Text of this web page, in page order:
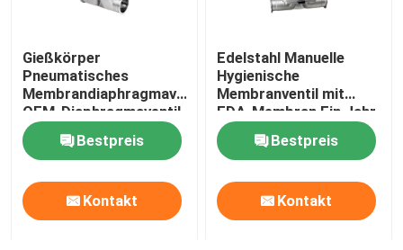
Gießkörper
Pneumatisches
Membrandiaphragmaventil,
OEM-Diaphragmaventil
Bestpreis
Kontakt
Edelstahl Manuelle
Hygienische
Membranventil mit
FDA-Membran Ein Jahr
Garantie
Bestpreis
Kontakt